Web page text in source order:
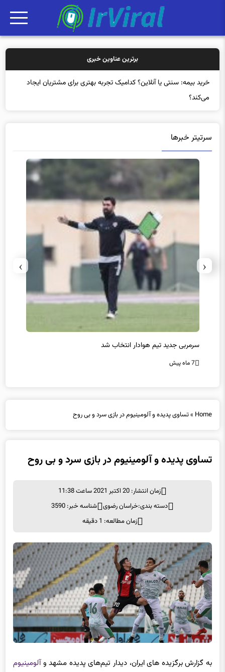
برترین عناوین خبری
خرید بیمه: سنتی یا آنلاین؟ کدامیک تجربه بهتری برای مشتریان ایجاد
می‌کند؟
سرتیتر خبرها
سرمربی جدید تیم هوادار انتخاب شد
7 ماه پیش
‹
›
Home
»تساوی پدیده و آلومینیوم در بازی سرد و بی روح
تساوی پدیده و آلومینیوم در بازی سرد و بی روح
زمان انتشار: 20 اکتبر 2021 ساعت 11:38
دسته بندی:خراسان رضوی شناسه خبر: 3590
زمان مطالعه: 1 دقیقه
به گزارش برگزیده های ایران، دیدار تیم‌های پدیده مشهد وآلومینیوم